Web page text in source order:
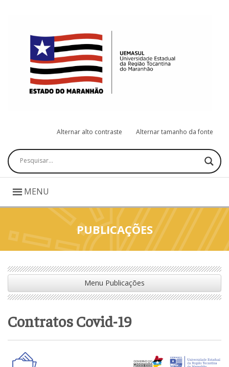
Alternar alto contraste Alternar tamanho da fonte
Pesquisar
MENU
PUBLICAÇÕES
Menu Publicações
Contratos Covid-19